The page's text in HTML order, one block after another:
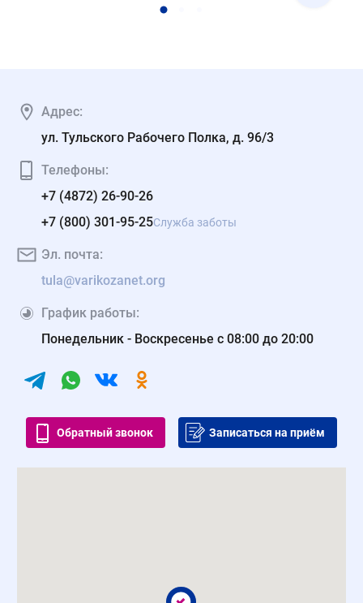
Адрес:
ул. Тульского Рабочего Полка, д. 96/3
Телефоны:
+7 (4872) 26-90-26
+7 (800) 301-95-25Служба заботы
Эл. почта:
tula@varikozanet.org
График работы:
Понедельник - Воскресенье с 08:00 до 20:00
Обратный звонок Записаться на приём